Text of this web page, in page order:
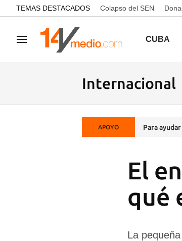
common.go-to-content
TEMAS DESTACADOS Colapso del SEN
Navegación CUBA
Internacional
APOYO Para
El
qué
La